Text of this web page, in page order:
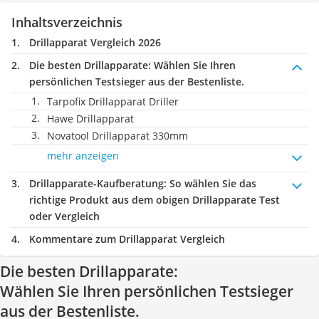
Inhaltsverzeichnis
Drillapparat Vergleich 2026
Die besten Drillapparate: Wählen Sie Ihren
persönlichen Testsieger aus der Bestenliste.
Tarpofix Drillapparat Driller
Hawe Drillapparat
Novatool Drillapparat 330mm
mehr anzeigen
Drillapparate-Kaufberatung: So wählen Sie das
richtige Produkt aus dem obigen Drillapparate Test
oder Vergleich
Kommentare zum Drillapparat Vergleich
Die besten Drillapparate:
Wählen Sie Ihren persönlichen Testsieger
aus der Bestenliste.